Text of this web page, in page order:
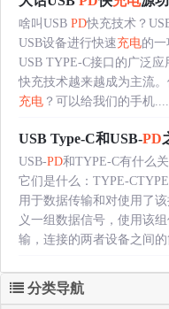
啥叫USB PD快充技术？
USB设备进行快速充电的
USB TYPE-C接口的广泛
快充技术越来越成为主流
充电 ？可以给我们的手机
USB Type-C和USB-PD
USB-PD和TYPE-C有什么
它们是什么：TYPE-
用于数据传输和对使用了
义一组数据信号，使用该
输，连接的两者设备之间
分类导航